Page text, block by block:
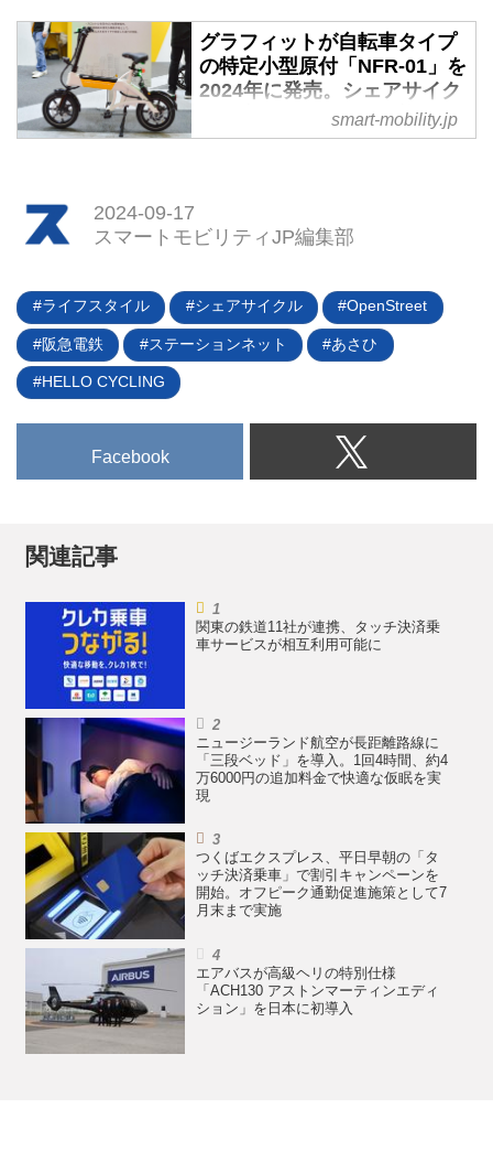
2024年7月10日、シェアサイクル
の大手2社、株式会社ドコモ・バ
イクシェアとOpenStreet株式会社
が共同利用に関する業務提携に基
本合意したと発表した。今後、提
CYCLING（ハローサイクリン
利用できるエリアが2025年度を
メドに誕生することになる。（タ
イトル写真はポート相互利用のイ
グラフィットが自転車タイプ
の特定小型原付「NFR-01」を
2024年に発売。シェアサイク
ルで利用することも可能に -
スマートモビリティJP
2023」で、グラフィット
（glafit）は特定小型原動機付自転
「NFR-01」を公開。シェアサイ
クルサービスの「ハローサイクリ
ング（HELLO CYCLING）」での
smart-mobility.jp
2024-09-17
スマートモビリティJP編集部
ライフスタイル シェアサイクル OpenStreet
阪急電鉄 ステーションネット あさひ
HELLO CYCLING
Facebook
関連記事
関東の鉄道11社が連携、タッチ決済乗
車サービスが相互利用可能に
ニュージーランド航空が長距離路線に
「三段ベッド」を導入。1回4時間、約4
万6000円の追加料金で快適な仮眠を実
現
つくばエクスプレス、平日早朝の「タ
ッチ決済乗車」で割引キャンペーンを
開始。オフピーク通勤促進施策として7
月末まで実施
エアバスが高級ヘリの特別仕様
「ACH130 アストンマーティンエディ
ション」を日本に初導入